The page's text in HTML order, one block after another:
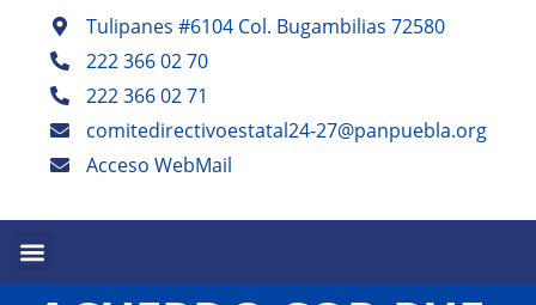
Tulipanes #6104 Col. Bugambilias 72580
222 366 02 70
222 366 02 71
comitedirectivoestatal24-27@panpuebla.org
Acceso WebMail